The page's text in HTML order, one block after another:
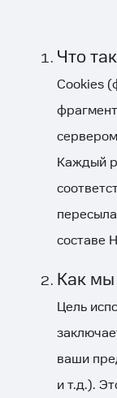
Что
Cookies
Каждый
составе
Как мы
Цель
ваши
и т.д.).